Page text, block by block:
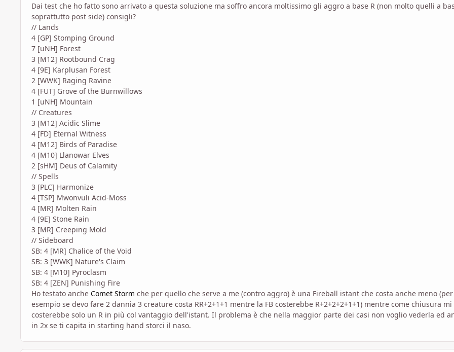
Dai test che ho fatto sono arrivato a questa soluzione ma soffro ancora moltissimo gli aggro a base R (non molto quelli a
soprattutto post side) consigli?
// Lands
4 [GP] Stomping Ground
7 [uNH] Forest
3 [M12] Rootbound Crag
4 [9E] Karplusan Forest
2 [WWK] Raging Ravine
4 [FUT] Grove of the Burnwillows
1 [uNH] Mountain
// Creatures
3 [M12] Acidic Slime
4 [FD] Eternal Witness
4 [M12] Birds of Paradise
4 [M10] Llanowar Elves
2 [sHM] Deus of Calamity
// Spells
3 [PLC] Harmonize
4 [TSP] Mwonvuli Acid-Moss
4 [MR] Molten Rain
4 [9E] Stone Rain
3 [MR] Creeping Mold
// Sideboard
SB: 4 [MR] Chalice of the Void
SB: 3 [WWK] Nature's Claim
SB: 4 [M10] Pyroclasm
SB: 4 [ZEN] Punishing Fire
Ho testato anche Comet Storm che per quello che serve a me (contro aggro) è una Fireball istant che costa anche meno (per
esempio se devo fare 2 dannia 3 creature costa RR+2+1+1 mentre la FB costerebbe R+2+2+2+1+1) mentre come chiusura mi
costerebbe solo un R in più col vantaggio dell'istant. Il problema è che nella maggior parte dei casi non voglio vederla ed
in 2x se ti capita in starting hand storci il naso.